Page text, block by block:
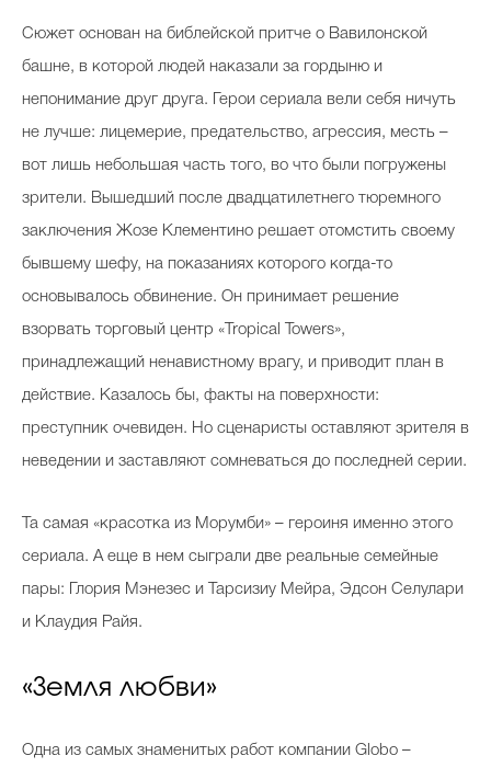
Сюжет основан на библейской притче о Вавилонской
башне, в которой людей наказали за гордыню и
непонимание друг друга. Герои сериала вели себя ничуть
не лучше: лицемерие, предательство, агрессия, месть –
вот лишь небольшая часть того, во что были погружены
зрители. Вышедший после двадцатилетнего тюремного
заключения Жозе Клементино решает отомстить своему
бывшему шефу, на показаниях которого когда-то
основывалось обвинение. Он принимает решение
взорвать торговый центр «Tropical Towers»,
принадлежащий ненавистному врагу, и приводит план в
действие. Казалось бы, факты на поверхности:
преступник очевиден. Но сценаристы оставляют зрителя в
неведении и заставляют сомневаться до последней серии.
Та самая «красотка из Морумби» – героиня именно этого
сериала. А еще в нем сыграли две реальные семейные
пары: Глория Мэнезес и Тарсизиу Мейра, Эдсон Селулари
и Клаудия Райя.
«Земля любви»
Одна из самых знаменитых работ компании Globo –